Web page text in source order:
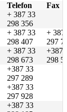
Telefon
Fax
+ 387 33
298 356
+ 387 33
298 407
+ 387
297
+ 387 33
298 673
+387
298
+387 33
297 289
+387 33
297 928
+387 33